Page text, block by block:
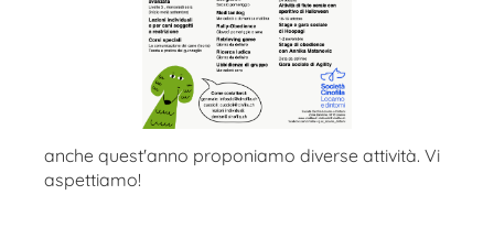
anche quest'anno proponiamo diverse attività. Vi
aspettiamo!